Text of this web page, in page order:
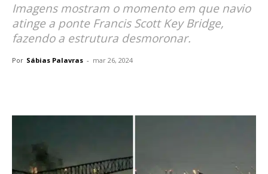
Imagens mostram o momento em que navio
atinge a ponte Francis Scott Key Bridge,
fazendo a estrutura desmoronar.
Por Sábias Palavras - mar 26, 2024